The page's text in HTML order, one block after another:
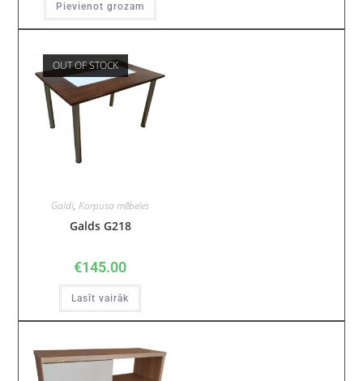
Pievienot grozam
OUT OF STOCK
Galdi,Korpusa mēbeles
Galds G218
€145.00
Lasīt vairāk